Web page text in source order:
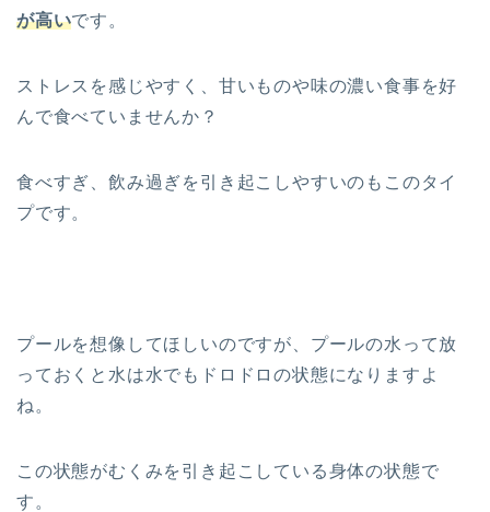
が高いです。
ストレスを感じやすく、甘いものや味の濃い食事を好
んで食べていませんか？
食べすぎ、飲み過ぎを引き起こしやすいのもこのタイ
プです。
プールを想像してほしいのですが、プールの水って放
っておくと水は水でもドロドロの状態になりますよ
ね。
この状態がむくみを引き起こしている身体の状態で
す。